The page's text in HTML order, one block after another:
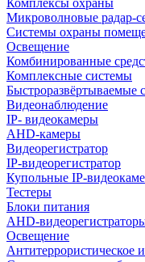
Комплексы охраны
Микроволновые радар-
Системы охраны
Освещение
Комбинированные
Комплексные системы
Быстроразвёртываемые
Видеонаблюдение
IP- видеокамеры
AHD-камеры
Видеорегистратор
IP-видеорегистратор
Купольные IP-
Тестеры
Блоки питания
AHD-
Освещение
Антитеррористическое